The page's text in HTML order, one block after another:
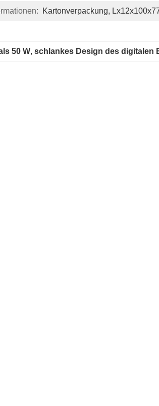
Kartonverpackung,
50 W, schlankes Design des digitalen